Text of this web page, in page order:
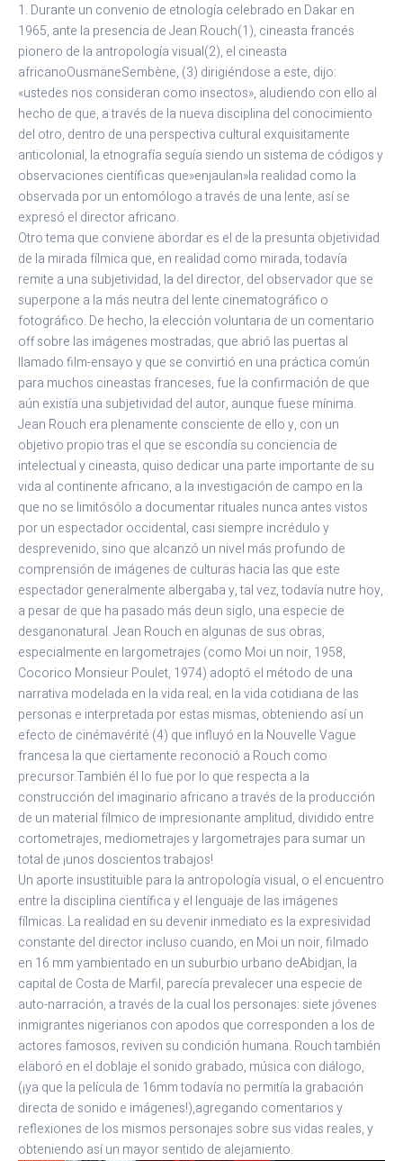
1. Durante un convenio de etnología celebrado en Dakar en
1965, ante la presencia de Jean Rouch(1), cineasta francés
pionero de la antropología visual(2), el cineasta
africanoOusmaneSembène, (3) dirigiéndose a este, dijo:
«ustedes nos consideran como insectos», aludiendo con ello al
hecho de que, a través de la nueva disciplina del conocimiento
del otro, dentro de una perspectiva cultural exquisitamente
anticolonial, la etnografía seguía siendo un sistema de códigos y
observaciones científicas que»enjaulan»la realidad como la
observada por un entomólogo a través de una lente, así se
expresó el director africano.
Otro tema que conviene abordar es el de la presunta objetividad
de la mirada fílmica que, en realidad como mirada, todavía
remite a una subjetividad, la del director, del observador que se
superpone a la más neutra del lente cinematográfico o
fotográfico. De hecho, la elección voluntaria de un comentario
off sobre las imágenes mostradas, que abrió las puertas al
llamado film-ensayo y que se convirtió en una práctica común
para muchos cineastas franceses, fue la confirmación de que
aún existía una subjetividad del autor, aunque fuese mínima.
Jean Rouch era plenamente consciente de ello y, con un
objetivo propio tras el que se escondía su conciencia de
intelectual y cineasta, quiso dedicar una parte importante de su
vida al continente africano, a la investigación de campo en la
que no se limitósólo a documentar rituales nunca antes vistos
por un espectador occidental, casi siempre incrédulo y
desprevenido, sino que alcanzó un nivel más profundo de
comprensión de imágenes de culturas hacia las que este
espectador generalmente albergaba y, tal vez, todavía nutre hoy,
a pesar de que ha pasado más deun siglo, una especie de
desganonatural. Jean Rouch en algunas de sus obras,
especialmente en largometrajes (como Moi un noir, 1958,
Cocorico Monsieur Poulet, 1974) adoptó el método de una
narrativa modelada en la vida real; en la vida cotidiana de las
personas e interpretada por estas mismas, obteniendo así un
efecto de cinémavérité (4) que influyó en la Nouvelle Vague
francesa la que ciertamente reconoció a Rouch como
precursor.También él lo fue por lo que respecta a la
construcción del imaginario africano a través de la producción
de un material fílmico de impresionante amplitud, dividido entre
cortometrajes, mediometrajes y largometrajes para sumar un
total de ¡unos doscientos trabajos!
Un aporte insustituible para la antropología visual, o el encuentro
entre la disciplina científica y el lenguaje de las imágenes
fílmicas. La realidad en su devenir inmediato es la expresividad
constante del director incluso cuando, en Moi un noir, filmado
en 16 mm yambientado en un suburbio urbano deAbidjan, la
capital de Costa de Marfil, parecía prevalecer una especie de
auto-narración, a través de la cual los personajes: siete jóvenes
inmigrantes nigerianos con apodos que corresponden a los de
actores famosos, reviven su condición humana. Rouch también
elaboró en el doblaje el sonido grabado, música con diálogo,
(¡ya que la película de 16mm todavía no permitía la grabación
directa de sonido e imágenes!),agregando comentarios y
reflexiones de los mismos personajes sobre sus vidas reales, y
obteniendo así un mayor sentido de alejamiento.